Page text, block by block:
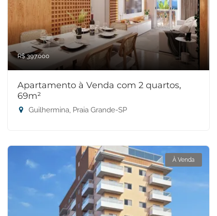
R$ 397.000
Apartamento à Venda com 2 quartos,
69m²
Guilhermina, Praia Grande-SP
À Venda